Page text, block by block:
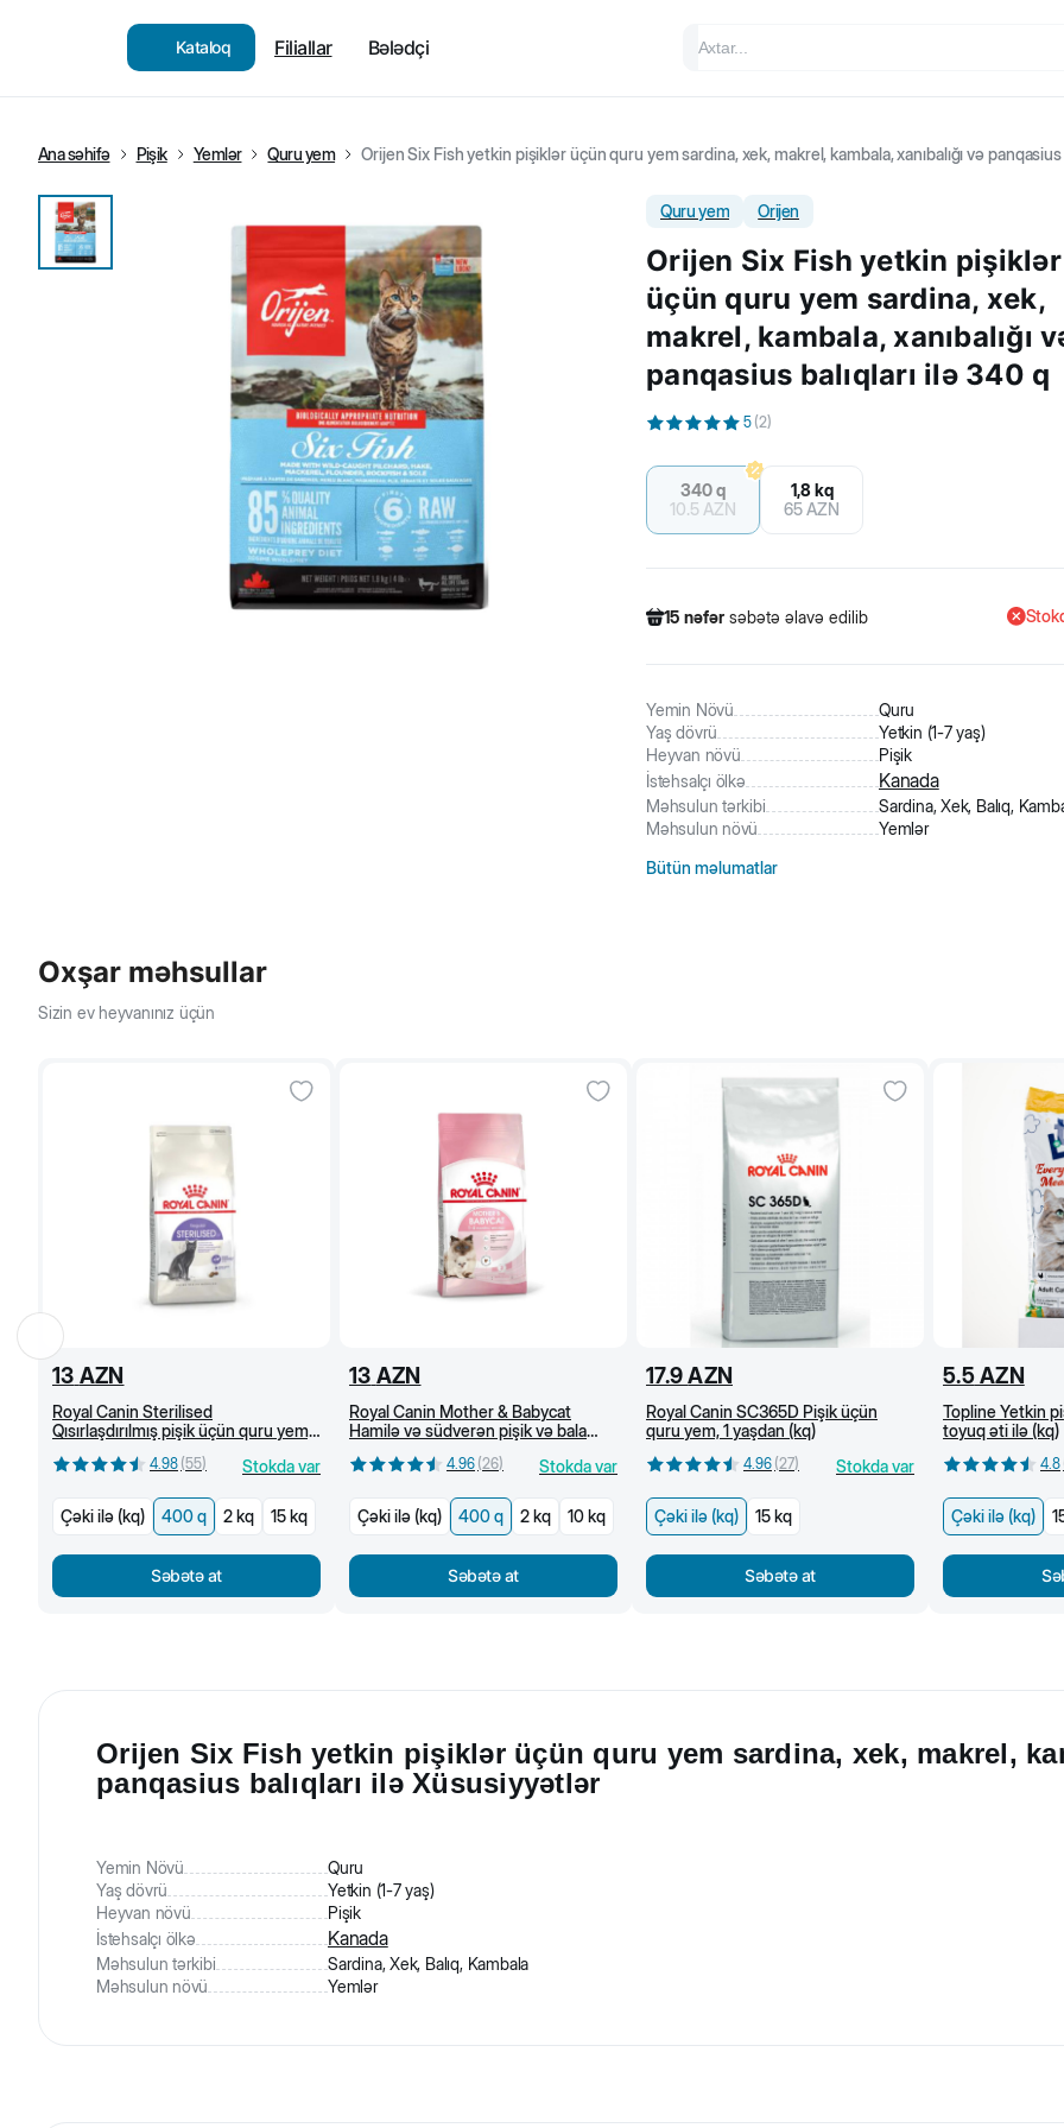
Kataloq Filiallar Bələdçi
Ana səhifə Pişik Yemlər Quru yem Orijen Six Fish yetkin pişiklər üçün quru yem sardina, xek, makrel, kambala, xanıbalığı və panqasius
Quru yem Orijen
Orijen Six Fish yetkin pişiklər
üçün quru yem sardina, xek,
makrel, kambala, xanıbalığı
panqasius balıqları ilə 340 q
5 (2)
15 nəfər səbətə əlavə edilib
15 nəfər səbətə əlavə edilib
340 q
10.5 AZN
1,8 kq
65AZN
Yemin Növü
Quru
Yaş dövrü
Yetkin (1-7 yaş)
Heyvan növü
Pişik
İstehsalçı ölkə
Kanada
Məhsulun tərkibi
Sardina, Xek, Balıq,
Məhsulun növü
Yemlər
Bütün məlumatlar
Oxşar məhsullar
Sizin ev heyvanınız üçün
13 AZN
Royal Canin Sterilised
Qısırlaşdırılmış pişik üçün quru yem,
4.98 (55) Stokda var
Çəki ilə (kq) 400 q 2 kq 15 kq
Səbətə at
13 AZN
Royal Canin Mother & Babycat
Hamilə və südverən pişik və bala
4.96 (26) Stokda var
Çəki ilə (kq) 400 q 2 kq 10 kq
Səbətə at
17.9 AZN
Royal Canin SC365D Pişik üçün
quru yem, 1 yaşdan (kq)
4.96 (27) Stokda var
Çəki ilə (kq) 15 kq
Səbətə at
5.5 AZN
Topline Yetkin
toyuq əti ilə (kq)
4.8
Çəki ilə (kq)
Orijen Six Fish yetkin pişiklər üçün quru yem sardina, xek, makrel,
panqasius balıqları ilə Xüsusiyyətlər
Yemin Növü
Quru
Yaş dövrü
Yetkin (1-7 yaş)
Heyvan növü
Pişik
İstehsalçı ölkə
Kanada
Məhsulun tərkibi
Sardina, Xek, Balıq, Kambala
Məhsulun növü
Yemlər